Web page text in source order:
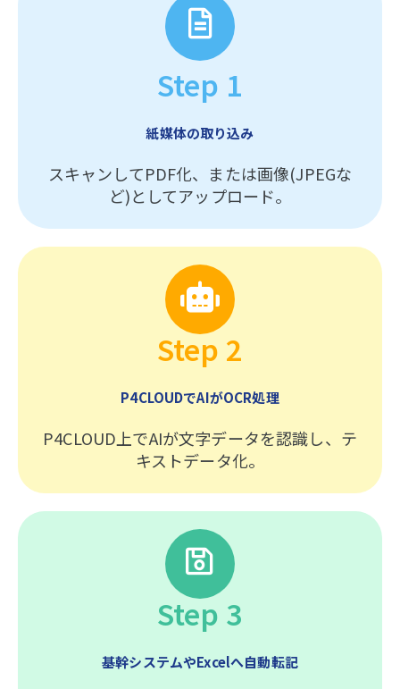
Step 1
紙媒体の取り込み
スキャンしてPDF化、または画像(JPEGな
ど)としてアップロード。
Step 2
P4CLOUDでAIがOCR処理
P4CLOUD上でAIが文字データを認識し、テ
キストデータ化。
Step 3
基幹システムやExcelへ自動転記